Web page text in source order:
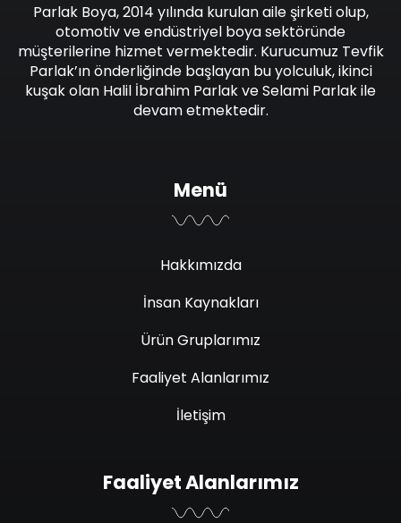
Parlak Boya, 2014 yılında kurulan aile şirketi olup,
otomotiv ve endüstriyel boya sektöründe
müşterilerine hizmet vermektedir. Kurucumuz Tevfik
Parlak’ın önderliğinde başlayan bu yolculuk, ikinci
kuşak olan Halil İbrahim Parlak ve Selami Parlak ile
devam etmektedir.
Menü
Hakkımızda
İnsan Kaynakları
Ürün Gruplarımız
Faaliyet Alanlarımız
İletişim
Faaliyet Alanlarımız